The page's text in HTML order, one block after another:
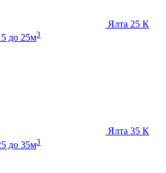
Ялта 25 К
до 25м3
Ялта 35 К
до 35м3